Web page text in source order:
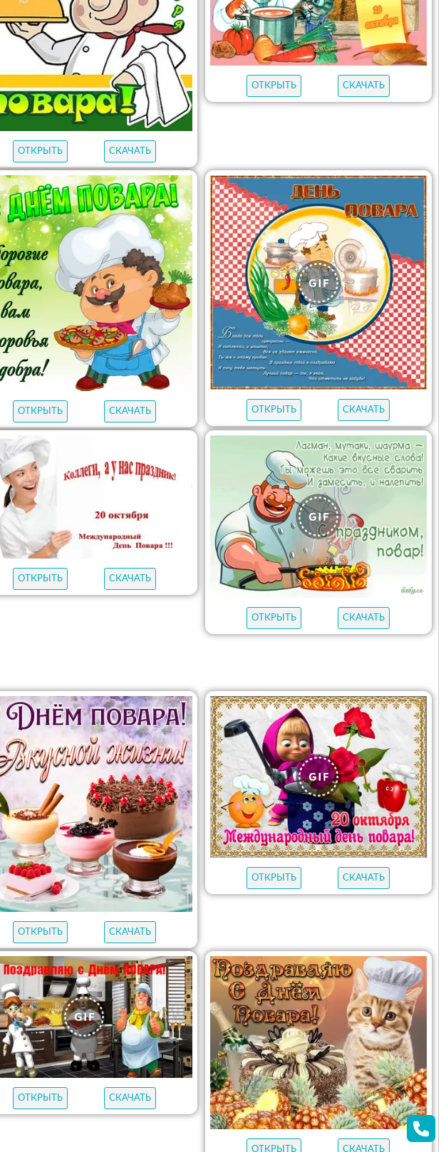
ОТКРЫТЬ СКАЧАТЬ
ОТКРЫТЬ СКАЧАТЬ
ОТКРЫТЬ СКАЧАТЬ ОТКРЫТЬ СКАЧАТЬ
ОТКРЫТЬ СКАЧАТЬ
ОТКРЫТЬ СКАЧАТЬ
ОТКРЫТЬ СКАЧАТЬ
ОТКРЫТЬ СКАЧАТЬ
ОТКРЫТЬ СКАЧАТЬ
ОТКРЫТЬ СКАЧАТЬ